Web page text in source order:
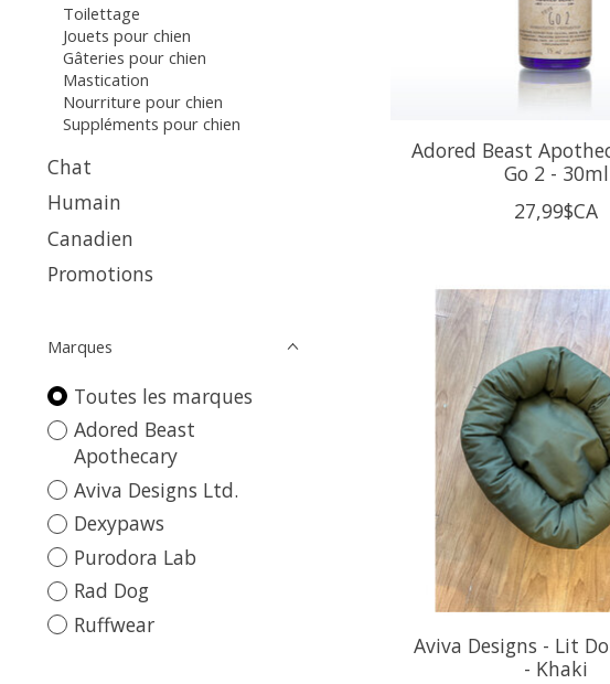
Toilettage
Jouets pour chien
Gâteries pour chien
Mastication
Nourriture pour chien
Suppléments pour chien
Chat
Humain
Canadien
Promotions
Marques
Toutes les marques
Adored Beast
Apothecary
Aviva Designs Ltd.
Dexypaws
Purodora Lab
Rad Dog
Ruffwear
Adored Beast
Go 2 - 30ml
27,99$CA
Aviva Designs - Lit
- Khaki